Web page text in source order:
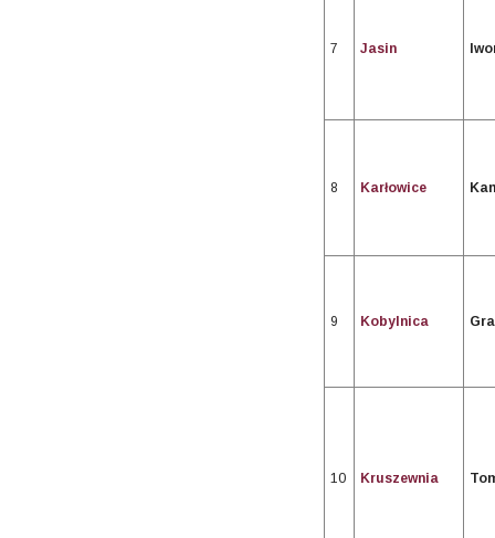
7 Jasin
8 Karłowice
9 Kobylnica
10 Kruszewnia